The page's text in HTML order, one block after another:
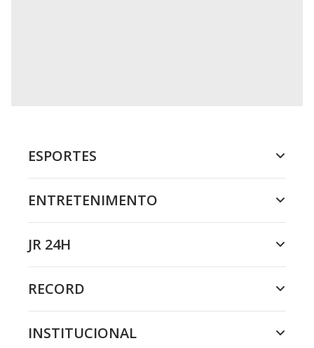
ESPORTES
ENTRETENIMENTO
JR 24H
RECORD
INSTITUCIONAL